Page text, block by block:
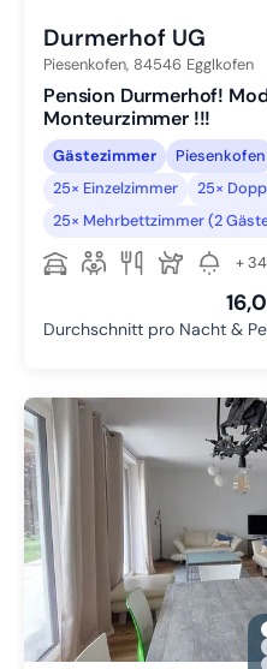
Durmerhof UG
Piesenkofen, 84546 Egglkofen
Pension Durmerhof!
Monteurzimmer !!!
Gästezimmer Piesenkofen
25× Einzelzimmer
25×
25× Mehrbettzimmer (2
+
Durchschnitt pro Nacht &